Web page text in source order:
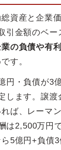
資産と企業
引金額のベー
の負債や有
す。
円・負債が3
します。譲渡
ば、レーマ
は2,500万円
5億円+負債